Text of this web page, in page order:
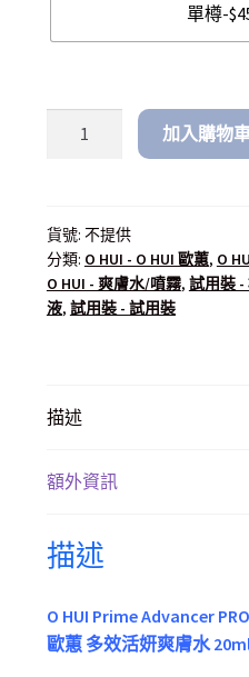
單樽-
加入購物
貨號: 不提供
分類: O HUI - O HUI 歐蕙, O
O HUI - 爽膚水/噴霧, 試用裝 -
液, 試用裝 - 試用裝
描述
額外資訊
描述
O HUI Prime Advancer
歐蕙 多效活妍爽膚水